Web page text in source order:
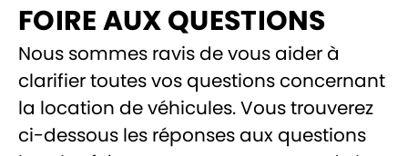
FOIRE AUX QUESTIONS
Nous sommes ravis de vous aider à
clarifier toutes vos questions concernant
la location de véhicules. Vous trouverez
ci-dessous les réponses aux questions